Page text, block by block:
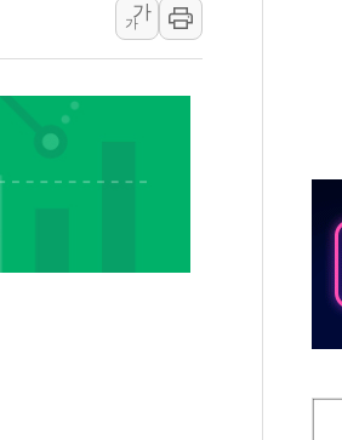
등 폭염중대경보 해제…누적 온열질환자 2872
안돼"...李 부동산 세제안에 與 내부서 '총선
프리미엄 아울렛' 건립 '본궤도'
해 경북 안동·의성 특별재난지역 선포
에게 흉기 휘두른 30대 세입자…경찰, 현행범
익 30억원
거래 재개…"재무구조 개편"
업 중 온열질환 보장…폭염기 신속 보상 강화
가
가